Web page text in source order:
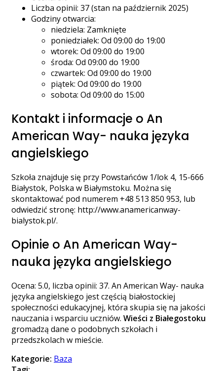
Liczba opinii: 37 (stan na październik 2025)
Godziny otwarcia:
niedziela: Zamknięte
poniedziałek: Od 09:00 do 19:00
wtorek: Od 09:00 do 19:00
środa: Od 09:00 do 19:00
czwartek: Od 09:00 do 19:00
piątek: Od 09:00 do 19:00
sobota: Od 09:00 do 15:00
Kontakt i informacje o An
American Way- nauka języka
angielskiego
Szkoła znajduje się przy Powstańców 1/lok 4, 15-666
Białystok, Polska w Białymstoku. Można się
skontaktować pod numerem +48 513 850 953, lub
odwiedzić stronę: http://www.anamericanway-
bialystok.pl/.
Opinie o An American Way-
nauka języka angielskiego
Ocena: 5.0, liczba opinii: 37. An American Way- nauka
języka angielskiego jest częścią białostockiej
społeczności edukacyjnej, która skupia się na jakości
nauczania i wsparciu uczniów. Wieści z Białegostoku
gromadzą dane o podobnych szkołach i
przedszkolach w mieście.
Kategorie: Baza